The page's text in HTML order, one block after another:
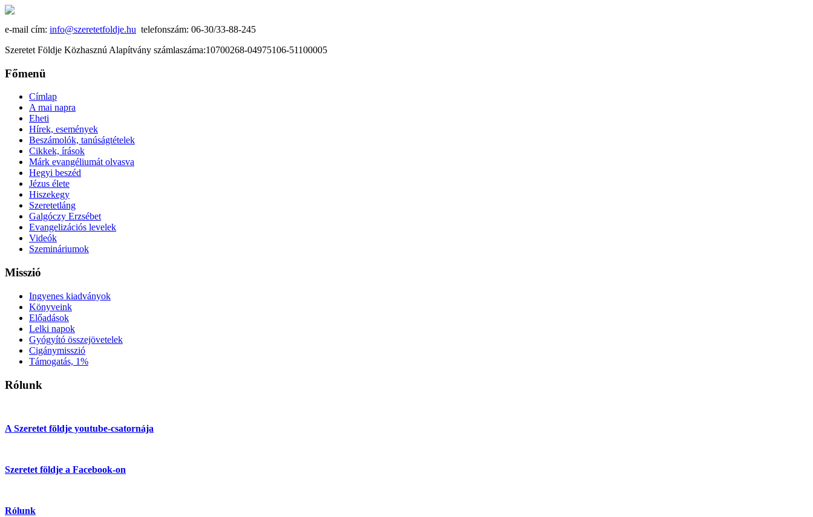
e-mail cím: info@szeretetfoldje.hu telefonszám: 06-30/33-88-245
Szeretet Földje Közhasznú Alapítvány számlaszáma:10700268-04975106-51100005
Főmenü
Címlap
A mai napra
Eheti
Hírek, események
Beszámolók, tanúságtételek
Cikkek, írások
Márk evangéliumát olvasva
Hegyi beszéd
Jézus élete
Hiszekegy
Szeretetláng
Galgóczy Erzsébet
Evangelizációs levelek
Videók
Szemináriumok
Misszió
Ingyenes kiadványok
Könyveink
Előadások
Lelki napok
Gyógyító összejövetelek
Cigánymisszió
Támogatás, 1%
Rólunk
A Szeretet földje youtube-csatornája
Szeretet földje a Facebook-on
Rólunk